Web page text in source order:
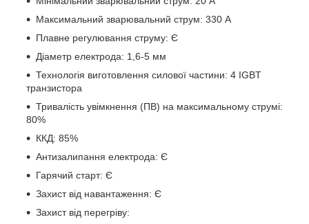
Максимальний зварювальний струм: 330 А
Плавне регулювання струму: Є
Діаметр електрода: 1,6-5 мм
Технологія виготовлення силової частини: 4 IGBT
транзистора
Тривалість увімкнення (ПВ) на максимальному струмі:
80%
ККД: 85%
Антизалипання електрода: Є
Гарячий старт: Є
Захист від навантаження: Є
Захист від перегріву: